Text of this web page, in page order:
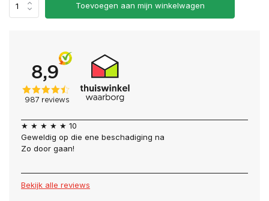
Toevoegen aan mijn winkelwagen
★ ★ ★ ★ ★ 10
Geweldig op die ene beschadiging na
Zo door gaan!
Bekijk alle reviews